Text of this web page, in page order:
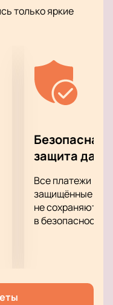
подобное шоу. Вас
увидите любимой
точки зала,
от сцены вы
только яркие
Безопасная
защита
Все платежи
защищённые
не сохраняются
в безопасности.